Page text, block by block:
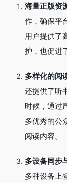
海量正版资
作，确保平
用户提供了
护，也促进
多样化的阅
还提供了听
时候，通过
多优秀的公
阅读内容。
多设备同步
多种设备上